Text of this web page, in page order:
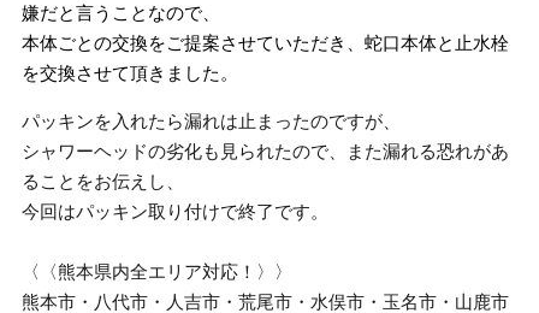
嫌だと言うことなので、
本体ごとの交換をご提案させていただき、蛇口本体と止水栓
を交換させて頂きました。
パッキンを入れたら漏れは止まったのですが、
シャワーヘッドの劣化も見られたので、また漏れる恐れがあ
ることをお伝えし、
今回はパッキン取り付けで終了です。
〈〈熊本県内全エリア対応！〉〉
熊本市・八代市・人吉市・荒尾市・水俣市・玉名市・山鹿市